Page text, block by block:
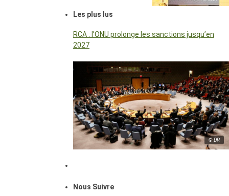
Les plus lus
RCA : l’ONU prolonge les sanctions jusqu’en
2027
© DR
Nous Suivre